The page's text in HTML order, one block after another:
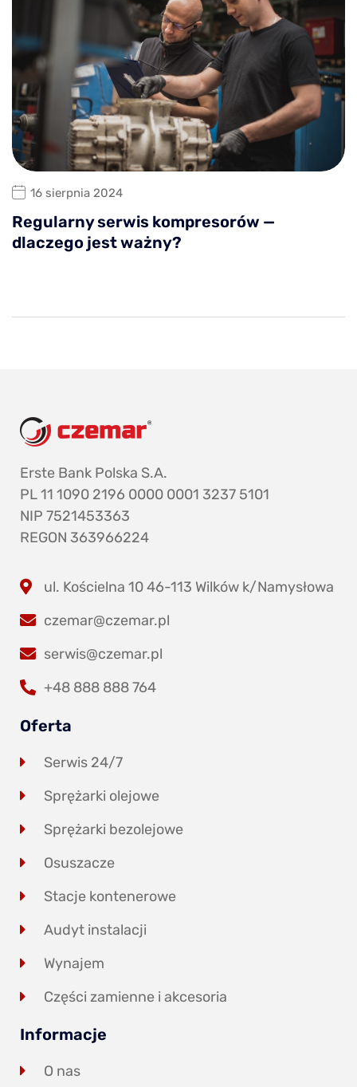
16 sierpnia 2024
Regularny serwis kompresorów —
dlaczego jest ważny?
Erste Bank Polska S.A.
PL 11 1090 2196 0000 0001 3237 5101
NIP 7521453363
REGON 363966224
ul. Kościelna 10 46-113 Wilków k/Namysłowa
czemar@czemar.pl
serwis@czemar.pl
+48 888 888 764
Oferta
Serwis 24/7
Sprężarki olejowe
Sprężarki bezolejowe
Osuszacze
Stacje kontenerowe
Audyt instalacji
Wynajem
Części zamienne i akcesoria
Informacje
O nas